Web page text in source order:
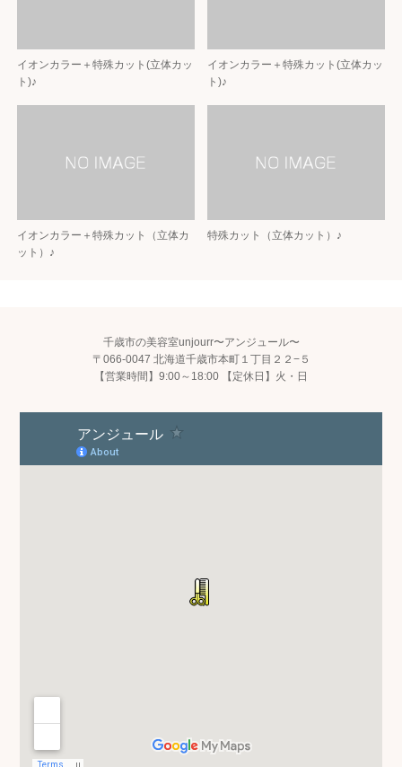
イオンカラー＋特殊カット(立体カッ
ト)♪
イオンカラー＋特殊カット(立体カッ
ト)♪
イオンカラー＋特殊カット（立体カ
ット）♪
特殊カット（立体カット）♪
千歳市の美容室unjourr〜アンジュール〜
〒066-0047 北海道千歳市本町１丁目２２−５
【営業時間】9:00～18:00 【定休日】火・日